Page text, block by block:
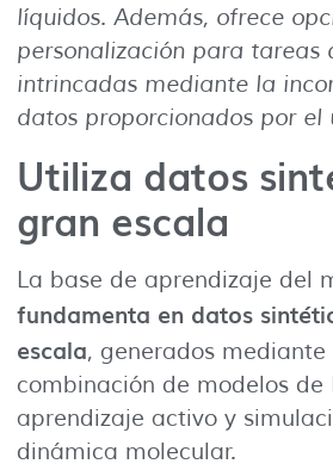
líquidos. Además, ofrece
personalización para tareas
intrincadas mediante la
datos proporcionados por el
Utiliza datos
gran escala
La base de aprendizaje del
fundamenta en datos
escala, generados mediante
combinación de modelos de
aprendizaje activo y
dinámica molecular.